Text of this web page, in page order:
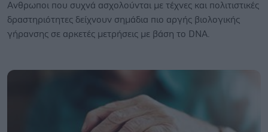
Ανθρωποι που συχνά ασχολούνται με τέχνες και πολιτιστικές
δραστηριότητες δείχνουν σημάδια πιο αργής βιολογικής
γήρανσης σε αρκετές μετρήσεις με βάση το DNA.